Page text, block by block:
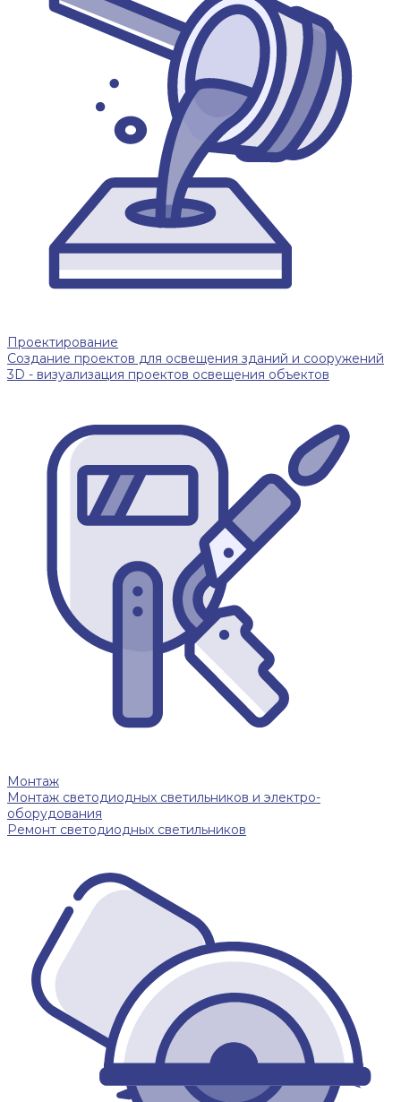
Проектирование
Создание проектов для освещения зданий и сооружений
3D - визуализация проектов освещения объектов
Монтаж
Монтаж светодиодных светильников и электро-
оборудования
Ремонт светодиодных светильников